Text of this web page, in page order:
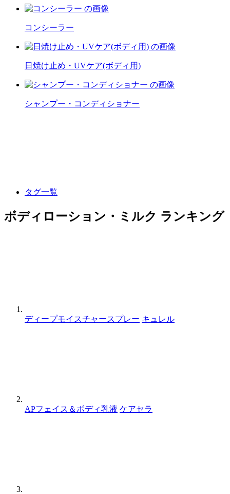
コンシーラー
日焼け止め・UVケア(ボディ用)
シャンプー・コンディショナー
タグ一覧
ボディローション・ミルク ランキング
ディープモイスチャースプレー キュレル
APフェイス＆ボディ乳液 ケアセラ